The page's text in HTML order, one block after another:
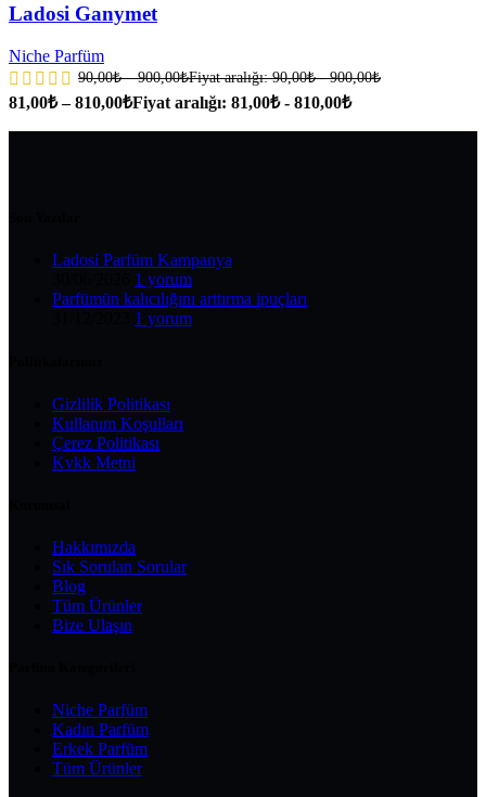
Ladosi Ganymet
Niche Parfüm
90,00₺ –900,00₺Fiyat aralığı: 90,00₺ - 900,00₺
81,00₺ –810,00₺Fiyat aralığı: 81,00₺ - 810,00₺
Ladosi Parfüm Kampanya
1 yorum
Parfümün kalıcılığını arttırma ipuçları
1 yorum
Gizlilik Politikası
Kullanım Koşulları
Çerez Politikası
Kvkk Metni
Hakkımızda
Sık Sorulan Sorular
Blog
Tüm Ürünler
Bize Ulaşın
Niche Parfüm
Kadın Parfüm
Erkek Parfüm
Tüm Ürünler